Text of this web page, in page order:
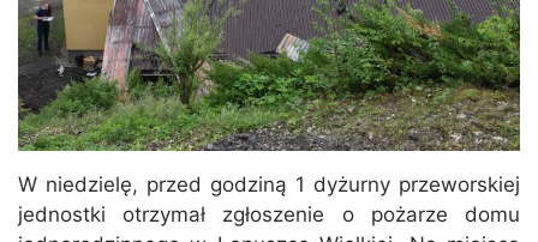
W niedzielę, przed godziną 1 dyżurny przeworskiej
jednostki otrzymał zgłoszenie o pożarze domu